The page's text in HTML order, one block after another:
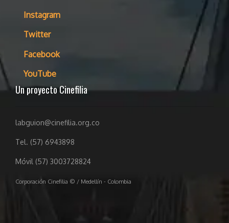
Instagram
Twitter
Facebook
YouTube
Un proyecto Cinefilia
labguion@cinefilia.org.co
Tel. (57) 6943898
Móvil (57) 3003728824
Corporación Cinefilia © / Medellín - Colombia